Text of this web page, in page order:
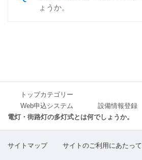
ょうか。
トップカテゴリー
Web申込システム
設備情報登録
電灯・街路灯の多灯式とは何でしょうか。
サイトマップ サイトのご利用にあたって